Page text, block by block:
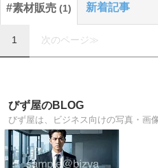
#素材販売 1 新着記事
1 次のページ≫
びず屋のBLOG